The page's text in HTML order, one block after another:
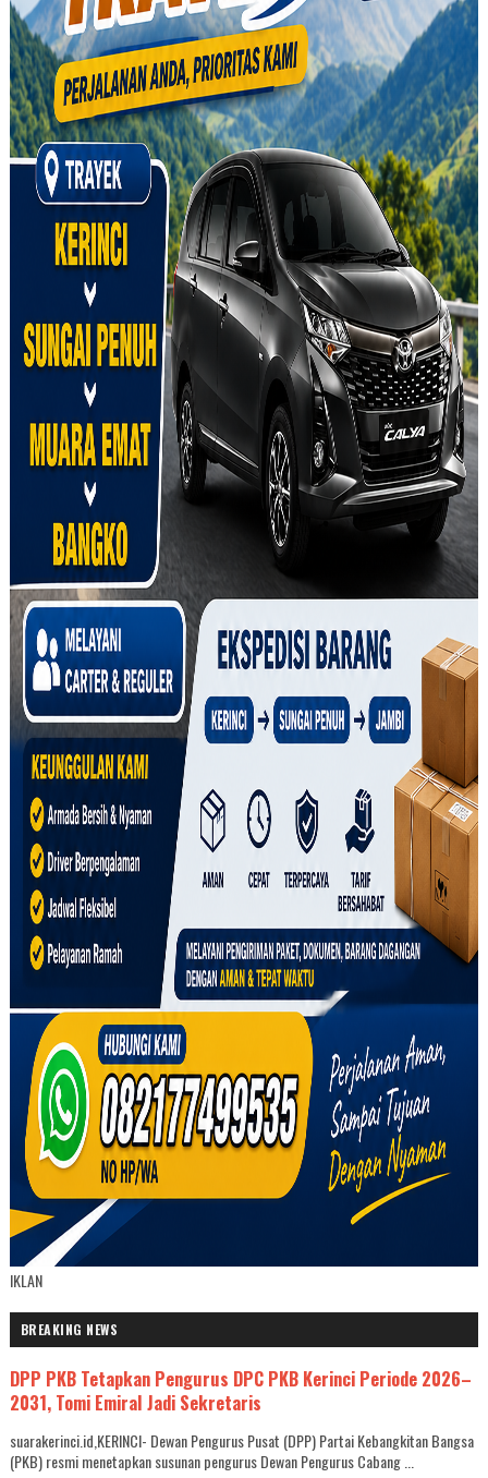
IKLAN
BREAKING NEWS
DPP PKB Tetapkan Pengurus DPC PKB Kerinci Periode 2026–
2031, Tomi Emiral Jadi Sekretaris
suarakerinci.id,KERINCI- Dewan Pengurus Pusat (DPP) Partai Kebangkitan Bangsa
(PKB) resmi menetapkan susunan pengurus Dewan Pengurus Cabang ...